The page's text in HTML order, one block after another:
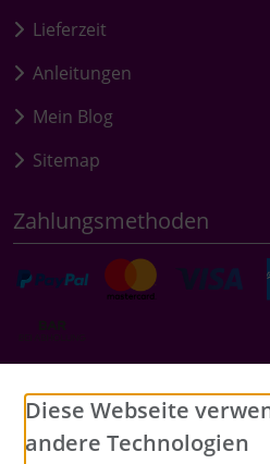
Lieferzeit
Anleitungen
Mein Blog
Sitemap
Zahlungsmethoden
Social Media
Diese Webseite
andere Technologien